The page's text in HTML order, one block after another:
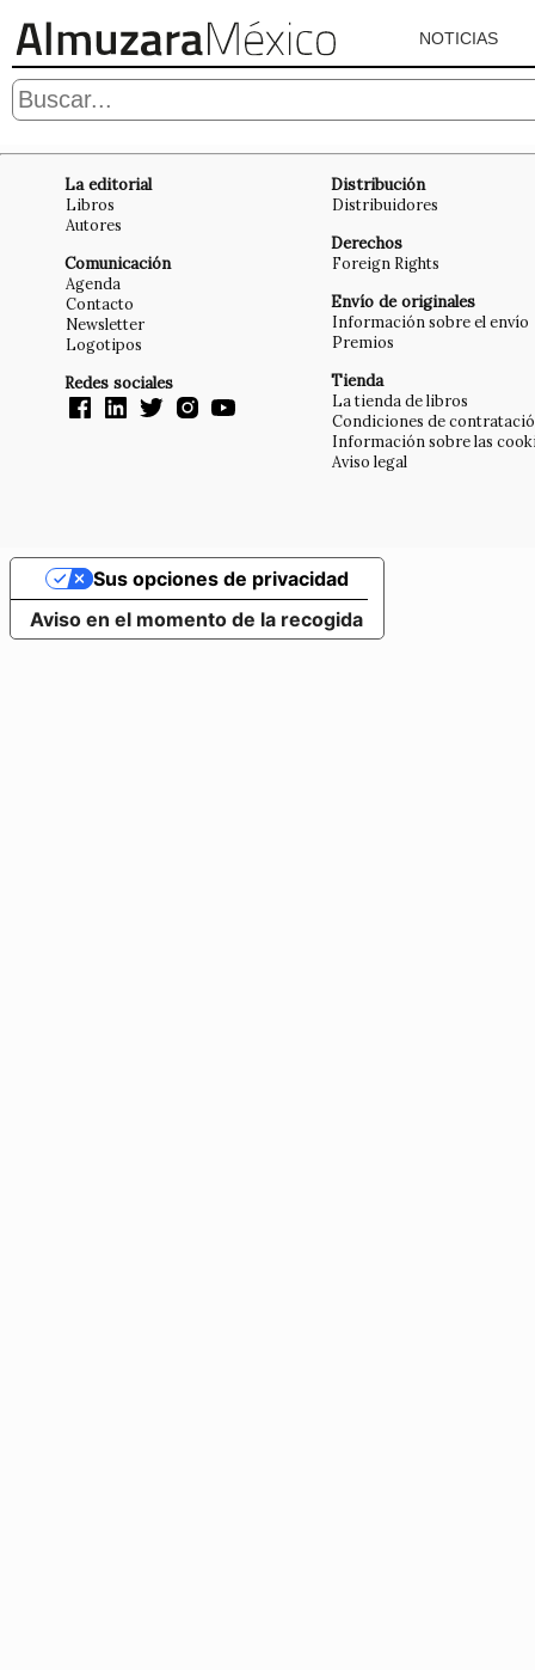
NOTICIAS
La editorial
Libros
Autores
Comunicación
Agenda
Contacto
Newsletter
Logotipos
Redes sociales
Distribución
Distribuidores
Derechos
Foreign Rights
Envío de originales
Información sobre el envío
Premios
Tienda
La tienda de libros
Condiciones de
Información sobre las
Aviso legal
Aviso en el momento de la recogida
Sus opciones de privacidad